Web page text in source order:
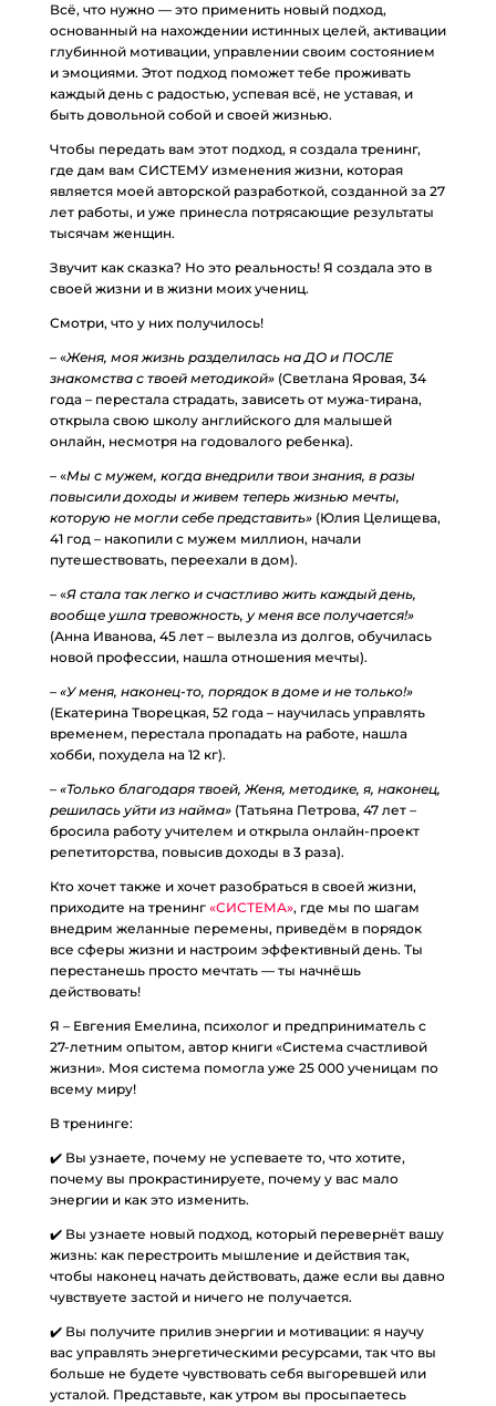
Всё, что нужно — это применить новый подход,
основанный на нахождении истинных целей, активации
глубинной мотивации, управлении своим состоянием
и эмоциями. Этот подход поможет тебе проживать
каждый день с радостью, успевая всё, не уставая, и
быть довольной собой и своей жизнью.
Чтобы передать вам этот подход, я создала тренинг,
где дам вам СИСТЕМУ изменения жизни, которая
является моей авторской разработкой, созданной за 27
лет работы, и уже принесла потрясающие результаты
тысячам женщин.
Звучит как сказка? Но это реальность! Я создала это в
своей жизни и в жизни моих учениц.
Смотри, что у них получилось!
– «Женя, моя жизнь разделилась на ДО и ПОСЛЕ
знакомства с твоей методикой»(Светлана Яровая, 34
года – перестала страдать, зависеть от мужа-тирана,
открыла свою школу английского для малышей
онлайн, несмотря на годовалого ребенка).
– «Мы с мужем, когда внедрили твои знания, в разы
повысили доходы и живем теперь жизнью мечты,
которую не могли себе представить»(Юлия Целищева,
41 год – накопили с мужем миллион, начали
путешествовать, переехали в дом).
– «Я стала так легко и счастливо жить каждый день,
вообще ушла тревожность, у меня все получается!»
(Анна Иванова, 45 лет – вылезла из долгов, обучилась
новой профессии, нашла отношения мечты).
– «У меня, наконец-то, порядок в доме и не только!»
(Екатерина Творецкая, 52 года – научилась управлять
временем, перестала пропадать на работе, нашла
хобби, похудела на 12 кг).
– «Только благодаря твоей, Женя, методике, я, наконец,
решилась уйти из найма» (Татьяна Петрова, 47 лет –
бросила работу учителем и открыла онлайн-проект
репетиторства, повысив доходы в 3 раза).
Кто хочет также и хочет разобраться в своей жизни,
приходите на тренинг «СИСТЕМА», где мы по шагам
внедрим желанные перемены, приведём в порядок
все сферы жизни и настроим эффективный день. Ты
перестанешь просто мечтать — ты начнёшь
действовать!
Я – Евгения Емелина, психолог и предприниматель с
27-летним опытом, автор книги «Система счастливой
жизни». Моя система помогла уже 25 000 ученицам по
всему миру!
В тренинге:
✔️ Вы узнаете, почему не успеваете то, что хотите,
почему вы прокрастинируете, почему у вас мало
энергии и как это изменить.
✔️ Вы узнаете новый подход, который перевернёт вашу
жизнь: как перестроить мышление и действия так,
чтобы наконец начать действовать, даже если вы давно
чувствуете застой и ничего не получается.
✔️ Вы получите прилив энергии и мотивации: я научу
вас управлять энергетическими ресурсами, так что вы
больше не будете чувствовать себя выгоревшей или
усталой. Представьте, как утром вы просыпаетесь